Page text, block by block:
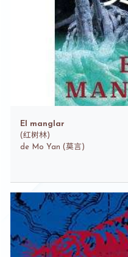
El manglar
(红树林)
de Mo Yan (莫言)